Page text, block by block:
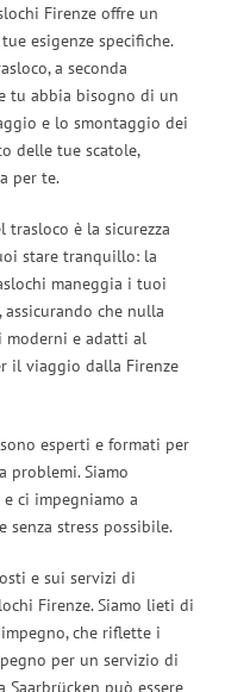
Firenze offre un
esigenze specifiche.
a seconda
tu abbia bisogno di un
e lo smontaggio dei
delle tue scatole,
per te.
è la sicurezza
stare tranquillo: la
maneggia i tuoi
che nulla
moderni e adatti al
il viaggio dalla Firenze
esperti e formati per
problemi. Siamo
ci impegniamo a
stress possibile.
e sui servizi di
Firenze. Siamo lieti di
che riflette i
per un servizio di
può essere